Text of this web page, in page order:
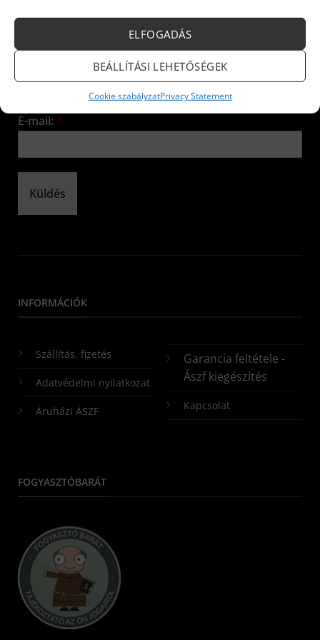
ELFOGADÁS
BEÁLLÍTÁSI LEHETŐSÉGEK
Cookie szabályzatPrivacy Statement
E-mail: *
Küldés
INFORMÁCIÓK
Szállítás, fizetés
Adatvédelmi nyilatkozat
Áruházi ÁSZF
Garancia feltétele -
Ászf kiegészítés
Kapcsolat
FOGYASZTÓBARÁT